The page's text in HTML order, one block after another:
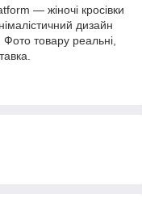
— жіночі кросівки
дизайн
товару реальні,